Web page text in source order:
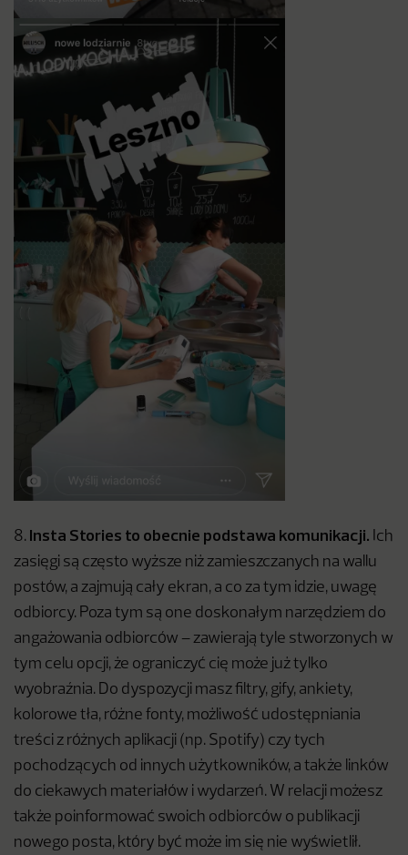
8. Insta Stories to obecnie podstawa komunikacji. Ich
zasięgi są często wyższe niż zamieszczanych na wallu
postów, a zajmują cały ekran, a co za tym idzie, uwagę
odbiorcy. Poza tym są one doskonałym narzędziem do
angażowania odbiorców – zawierają tyle stworzonych w
tym celu opcji, że ograniczyć cię może już tylko
wyobraźnia. Do dyspozycji masz filtry, gify, ankiety,
kolorowe tła, różne fonty, możliwość udostępniania
treści z różnych aplikacji (np. Spotify) czy tych
pochodzących od innych użytkowników, a także linków
do ciekawych materiałów i wydarzeń. W relacji możesz
także poinformować swoich odbiorców o publikacji
nowego posta, który być może im się nie wyświetlił.